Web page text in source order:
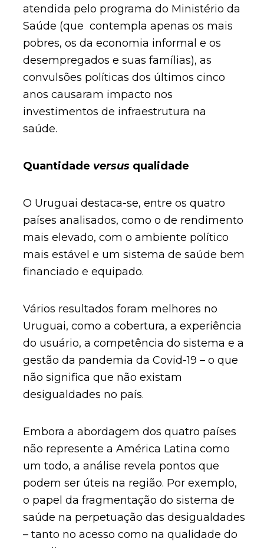
atendida pelo programa do Ministério da
Saúde (que contempla apenas os mais
pobres, os da economia informal e os
desempregados e suas famílias), as
convulsões políticas dos últimos cinco
anos causaram impacto nos
investimentos de infraestrutura na
saúde.
Quantidade versusqualidade
O Uruguai destaca-se, entre os quatro
países analisados, como o de rendimento
mais elevado, com o ambiente político
mais estável e um sistema de saúde bem
financiado e equipado.
Vários resultados foram melhores no
Uruguai, como a cobertura, a experiência
do usuário, a competência do sistema e a
gestão da pandemia da Covid-19 – o que
não significa que não existam
desigualdades no país.
Embora a abordagem dos quatro países
não represente a América Latina como
um todo, a análise revela pontos que
podem ser úteis na região. Por exemplo,
o papel da fragmentação do sistema de
saúde na perpetuação das desigualdades
– tanto no acesso como na qualidade do